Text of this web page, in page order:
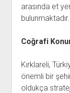
arasında et
bulunmaktadır.
Coğrafi
Kırklareli,
önemli bir
oldukça